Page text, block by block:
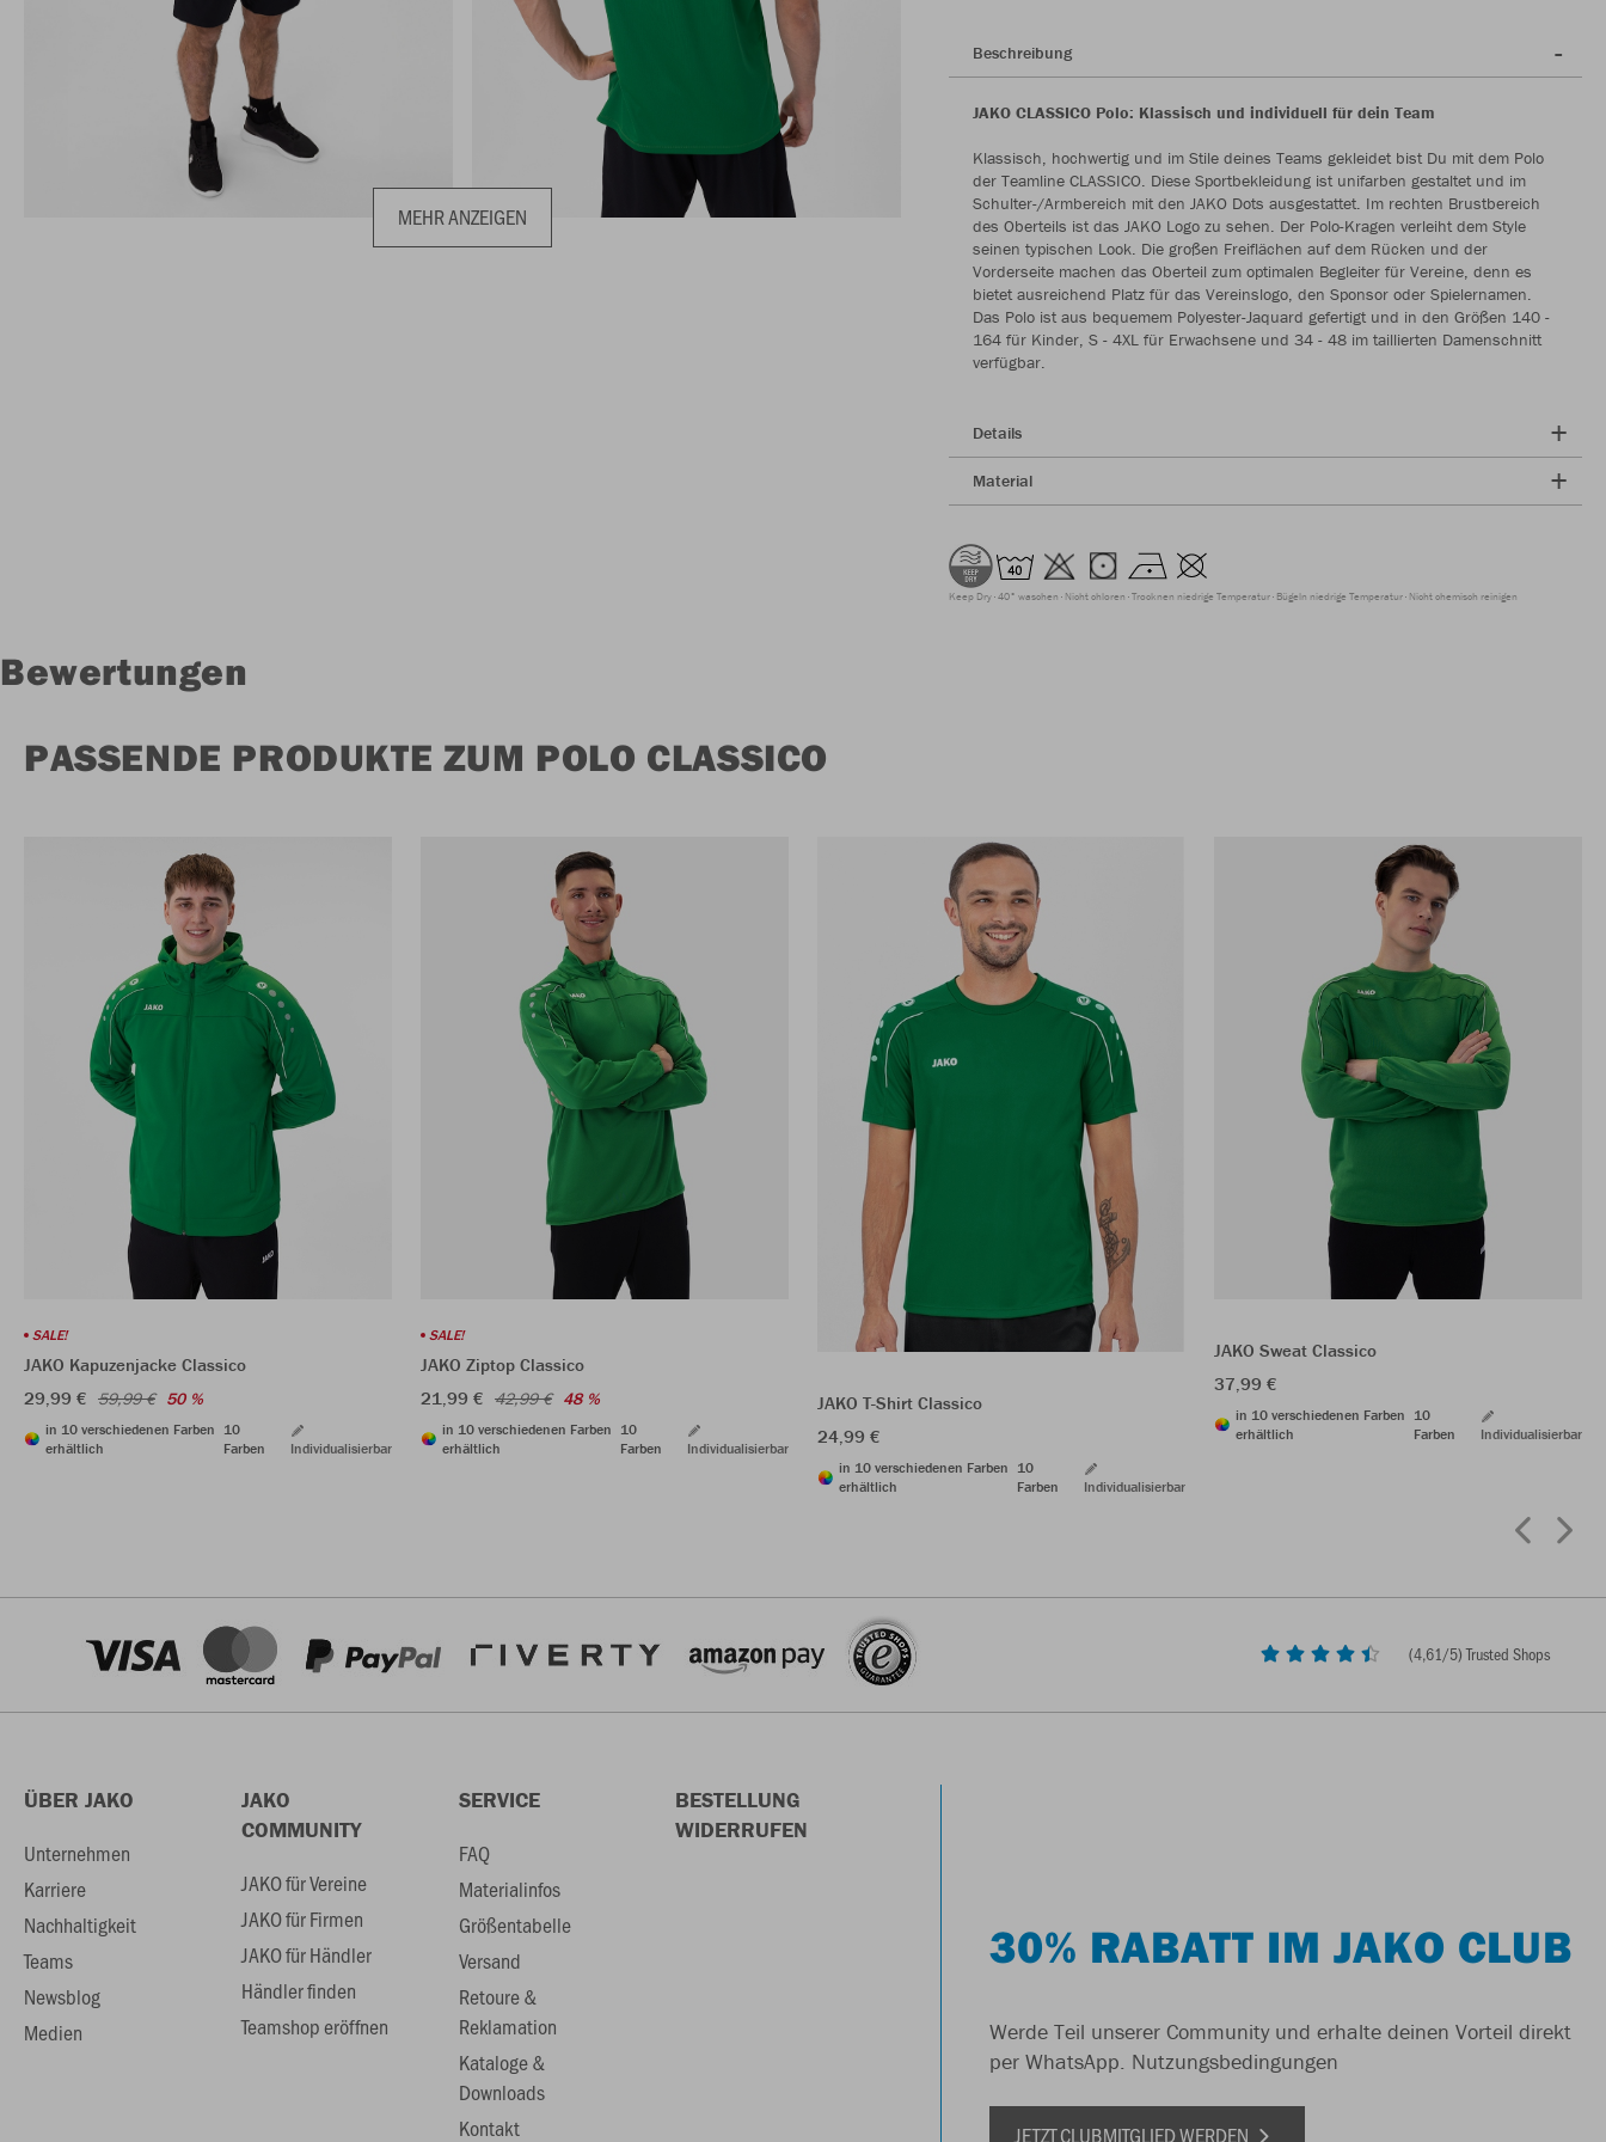
MEHR ANZEIGEN
Beschreibung
JAKO CLASSICO Polo: Klassisch und individuell für dein Team
Klassisch, hochwertig und im Stile deines Teams gekleidet bist Du mit dem Polo
der Teamline CLASSICO. Diese Sportbekleidung ist unifarben gestaltet und im
Schulter-/Armbereich mit den JAKO Dots ausgestattet. Im rechten Brustbereich
des Oberteils ist das JAKO Logo zu sehen. Der Polo-Kragen verleiht dem Style
seinen typischen Look. Die großen Freiflächen auf dem Rücken und der
Vorderseite machen das Oberteil zum optimalen Begleiter für Vereine, denn es
bietet ausreichend Platz für das Vereinslogo, den Sponsor oder Spielernamen.
Das Polo ist aus bequemem Polyester-Jaquard gefertigt und in den Größen 140 -
164 für Kinder, S - 4XL für Erwachsene und 34 - 48 im taillierten Damenschnitt
verfügbar.
Details
Material
Keep Dry 40° waschen Nicht chloren Trocknen niedrige Temperatur Bügeln niedrige Temperatur Nicht chemisch reinigen
Bewertungen
PASSENDE PRODUKTE ZUM POLO CLASSICO
SALE!
JAKO Kapuzenjacke Classico
29,99 € 59,99 € 50 %
in 10 verschiedenen Farben
erhältlich
10
Farben
Individualisierbar
SALE!
JAKO Ziptop Classico
21,99 € 42,99 € 48 %
in 10 verschiedenen Farben
erhältlich
10
Farben
Individualisierbar
JAKO T-Shirt Classico
24,99 €
in 10 verschiedenen Farben
erhältlich
10
Farben
Individualisierbar
JAKO Sweat Classico
37,99 €
in 10 verschiedenen Farben
erhältlich
10
Farben
Individualisierbar
(4,61/5) Trusted Shops
ÜBER JAKO
Unternehmen
Karriere
Nachhaltigkeit
Teams
Newsblog
Medien
JAKO
COMMUNITY
JAKO für Vereine
JAKO für Firmen
JAKO für Händler
Händler finden
Teamshop eröffnen
SERVICE
FAQ
Materialinfos
Größentabelle
Versand
Retoure &
Reklamation
Kataloge &
Downloads
Kontakt
BESTELLUNG
WIDERRUFEN
30% RABATT IM JAKO CLUB
Werde Teil unserer Community und erhalte deinen Vorteil direkt
per WhatsApp. Nutzungsbedingungen
JETZT CLUBMITGLIED WERDEN